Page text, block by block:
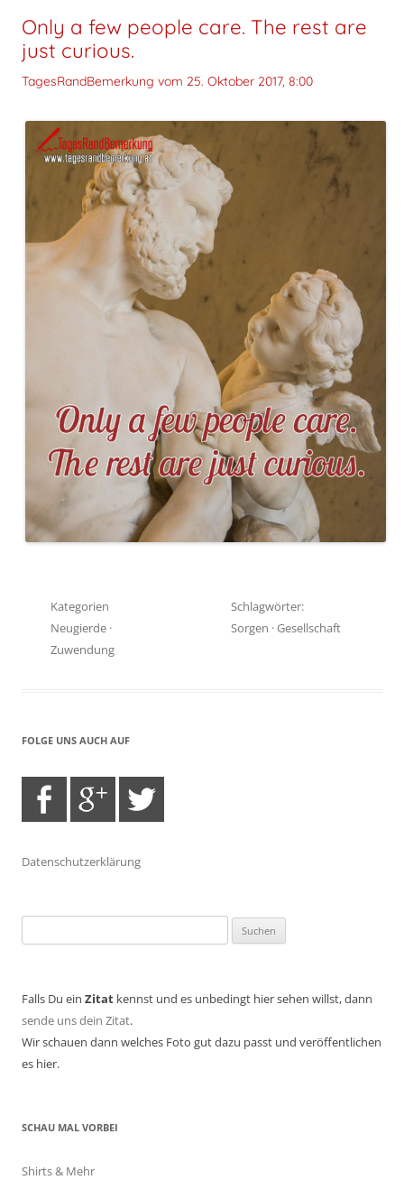
Only a few people care. The rest are
just curious.
TagesRandBemerkung vom 25. Oktober 2017, 8:00
Kategorien
Neugierde ·
Zuwendung
Schlagwörter:
Sorgen ·Gesellschaft
FOLGE UNS AUCH AUF
Datenschutzerklärung
nach:
Falls Du ein Zitat kennst und es unbedingt hier sehen willst, dann
sende uns dein Zitat.
Wir schauen dann welches Foto gut dazu passt und veröffentlichen
es hier.
SCHAU MAL VORBEI
Shirts & Mehr